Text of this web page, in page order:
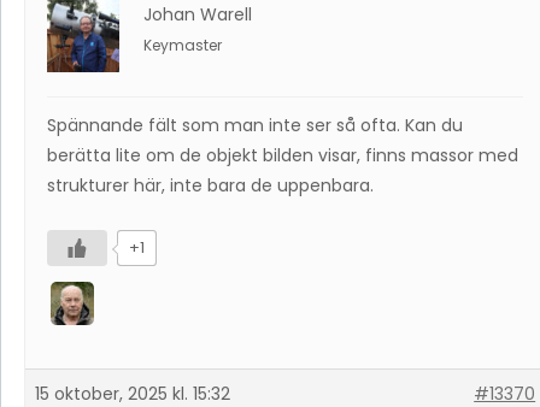
Johan Warell
Keymaster
Spännande fält som man inte ser så ofta. Kan du
berätta lite om de objekt bilden visar, finns massor med
strukturer här, inte bara de uppenbara.
+1
15 oktober, 2025 kl. 15:32 #13370